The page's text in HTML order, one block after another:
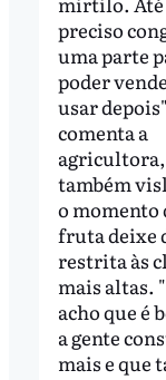
preciso
uma parte
poder
usar
comenta a
também
o momento
fruta deixe
restrita às
mais altas.
acho que é
a gente
mais e que